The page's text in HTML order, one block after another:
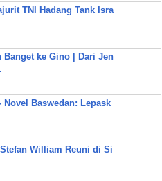
TNI Hadang Tank Isra
Banget ke Gino | Dari Jen
Novel Baswedan: Lepask
William Reuni di Si